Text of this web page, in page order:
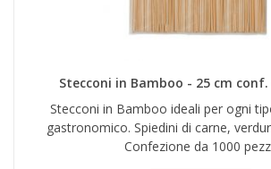
Stecconi in Bamboo - 25 cm conf.
Stecconi in Bamboo ideali per ogni
gastronomico. Spiedini di carne,
Confezione da 1000